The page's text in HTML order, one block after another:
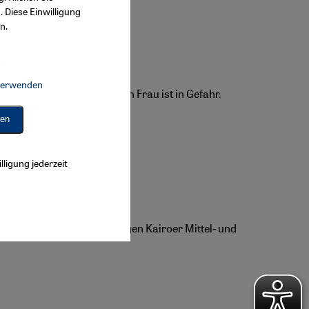
Leben einer verheirateten Frau ist in Gefahr.
den Islamisten. In der jungen Kairoer Mittel- und
Diese Einwilligung
Google Maps Embed, Google Tag Manager, Instagram Embed,
jederzeit